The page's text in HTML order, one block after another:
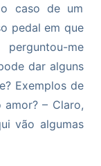
caso de um
pedal em que
me
dar alguns
Exemplos de
– Claro,
vão algumas